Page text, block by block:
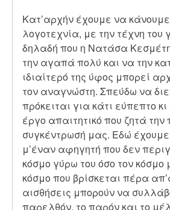
Κατ’αρχήν έχουμε να
λογοτεχνία, με την τέχνη του
δηλαδή που η Νατάσα
την αγαπά πολύ και να την
ιδιαίτερό της ύφος μπορεί
τον αναγνώστη. Σπεύδω να
πρόκειται για κάτι εύπεπτο
έργο απαιτητικό που ζητά την
συγκέντρωσή μας. Εδώ
μ’έναν αφηγητή που δεν
κόσμο γύρω του όσο τον κόσμο
κόσμο που βρίσκεται πέρα
αισθήσεις μπορούν να
παρελθόν, το παρόν και το